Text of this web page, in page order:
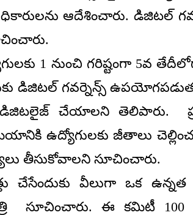
ఆదేశించారు. డిజిటల్
1 నుంచి గరిష్టంగా 5వ
డిజిటల్ గవర్నెన్స్
డిజిటలైజ్ చేయాలని తెలిపారు.
ఉద్యోగులకు జీతాలు
తీసుకోవాలని సూచించారు.
చేసేందుకు వీలుగా ఒక
సూచించారు. ఈ కమిటీ 100